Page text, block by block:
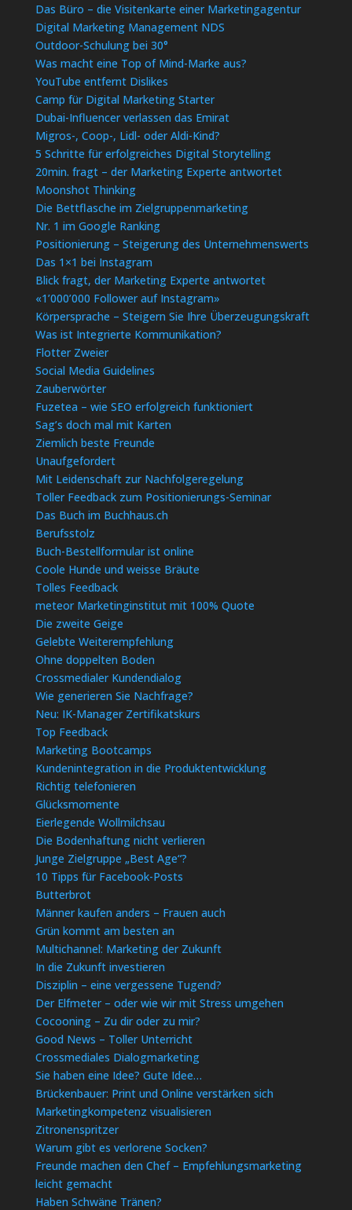
Das Büro – die Visitenkarte einer Marketingagentur
Digital Marketing Management NDS
Outdoor-Schulung bei 30°
Was macht eine Top of Mind-Marke aus?
YouTube entfernt Dislikes
Camp für Digital Marketing Starter
Dubai-Influencer verlassen das Emirat
Migros-, Coop-, Lidl- oder Aldi-Kind?
5 Schritte für erfolgreiches Digital Storytelling
20min. fragt – der Marketing Experte antwortet
Moonshot Thinking
Die Bettflasche im Zielgruppenmarketing
Nr. 1 im Google Ranking
Positionierung – Steigerung des Unternehmenswerts
Das 1×1 bei Instagram
Blick fragt, der Marketing Experte antwortet
«1’000’000 Follower auf Instagram»
Körpersprache – Steigern Sie Ihre Überzeugungskraft
Was ist Integrierte Kommunikation?
Flotter Zweier
Social Media Guidelines
Zauberwörter
Fuzetea – wie SEO erfolgreich funktioniert
Sag’s doch mal mit Karten
Ziemlich beste Freunde
Unaufgefordert
Mit Leidenschaft zur Nachfolgeregelung
Toller Feedback zum Positionierungs-Seminar
Das Buch im Buchhaus.ch
Berufsstolz
Buch-Bestellformular ist online
Coole Hunde und weisse Bräute
Tolles Feedback
meteor Marketinginstitut mit 100% Quote
Die zweite Geige
Gelebte Weiterempfehlung
Ohne doppelten Boden
Crossmedialer Kundendialog
Wie generieren Sie Nachfrage?
Neu: IK-Manager Zertifikatskurs
Top Feedback
Marketing Bootcamps
Kundenintegration in die Produktentwicklung
Richtig telefonieren
Glücksmomente
Eierlegende Wollmilchsau
Die Bodenhaftung nicht verlieren
Junge Zielgruppe „Best Age“?
10 Tipps für Facebook-Posts
Butterbrot
Männer kaufen anders – Frauen auch
Grün kommt am besten an
Multichannel: Marketing der Zukunft
In die Zukunft investieren
Disziplin – eine vergessene Tugend?
Der Elfmeter – oder wie wir mit Stress umgehen
Cocooning – Zu dir oder zu mir?
Good News – Toller Unterricht
Crossmediales Dialogmarketing
Sie haben eine Idee? Gute Idee…
Brückenbauer: Print und Online verstärken sich
Marketingkompetenz visualisieren
Zitronenspritzer
Warum gibt es verlorene Socken?
Freunde machen den Chef – Empfehlungsmarketing
leicht gemacht
Haben Schwäne Tränen?